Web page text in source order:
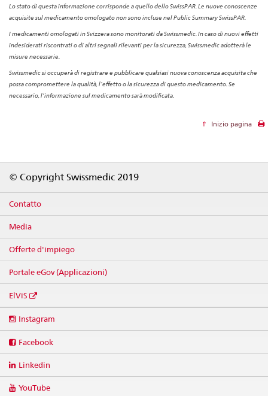
Lo stato di questa informazione corrisponde a quello dello SwissPAR. Le nuove conoscenze
acquisite sul medicamento omologato non sono incluse nel Public Summary SwissPAR.
I medicamenti omologati in Svizzera sono monitorati da Swissmedic. In caso di nuovi effetti
indesiderati riscontrati o di altri segnali rilevanti per la sicurezza, Swissmedic adotterà le
misure necessarie.
Swissmedic si occuperà di registrare e pubblicare qualsiasi nuova conoscenza acquisita che
possa compromettere la qualità, l’effetto o la sicurezza di questo medicamento. Se
necessario, l’informazione sul medicamento sarà modificata.
Inizio pagina
© Copyright Swissmedic 2019
Contatto
Media
Offerte d'impiego
Portale eGov (Applicazioni)
ElViS
media
Instagram
Facebook
Linkedin
YouTube